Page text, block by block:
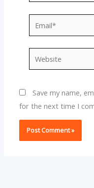
Website
Save my name,
for the next time I